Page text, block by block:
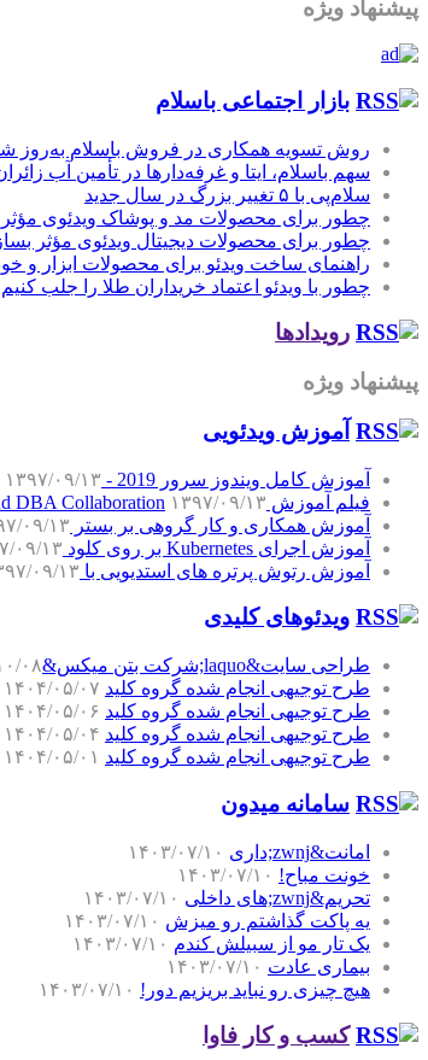
پیشنهاد ویژه
بازار اجتماعی باسلام
روش تسویه همکاری در فروش باسلام به‌روز
سهم باسلام، ایتا و غرفه‌دارها در تأمین آب
سلام‌پی با ۵ تغییر بزرگ در سال جدید
چطور برای محصولات مد و پوشاک ویدئوی مؤثر
چطور برای محصولات دیجیتال ویدئوی مؤثر
راهنمای ساخت ویدئو برای محصولات ابزار و
چطور با ویدئو اعتماد خریداران طلا را جلب
رویدادها
پیشنهاد ویژه
آموزش‌ ویدئویی
آموزش کامل ویندوز سرور 2019 - Windows Server 2019 Essential Training...
۱۳۹۷/۰۹/۱۳
فیلم آموزش SQL Server: Developer and DBA Collaboration ۱۳۹۷/۰۹/۱۳
آموزش همکاری و کار گروهی بر بستر Slack ۱۳۹۷/
آموزش اجرای Kubernetes بر روی کلود AWS
۱۳۹۷/
آموزش رتوش پرتره های استدیویی با Photoshop ۱۳۹۷/۰۹/
ویدئوهای کلیدی
طراحی سایت&laquo;شرکت بتن میکس&raquo;
طرح توجیهی انجام شده گروه کلید ۱۴۰۴/۰۵/۰۷
طرح توجیهی انجام شده گروه کلید ۱۴۰۴/۰۵/۰۶
طرح توجیهی انجام شده گروه کلید ۱۴۰۴/۰۵/۰۴
طرح توجیهی انجام شده گروه کلید ۱۴۰۴/۰۵/۰۱
سامانه میدون
امانت&zwnj;داری
۱۴۰۳/۰۷/۱۰
خونت مباح! ۱۴۰۳/۰۷/۱۰
تحریم&zwnj;های داخلی
۱۴۰۳/۰۷/۱۰
یه پاکت گذاشتم رو میزش ۱۴۰۳/۰۷/۱۰
یک تار مو از سبیلش کندم ۱۴۰۳/۰۷/۱۰
بیماری عادت ۱۴۰۳/۰۷/۱۰
هیچ چیزی رو نباید بریزیم دور! ۱۴۰۳/۰۷/۱۰
کسب و کار فاوا